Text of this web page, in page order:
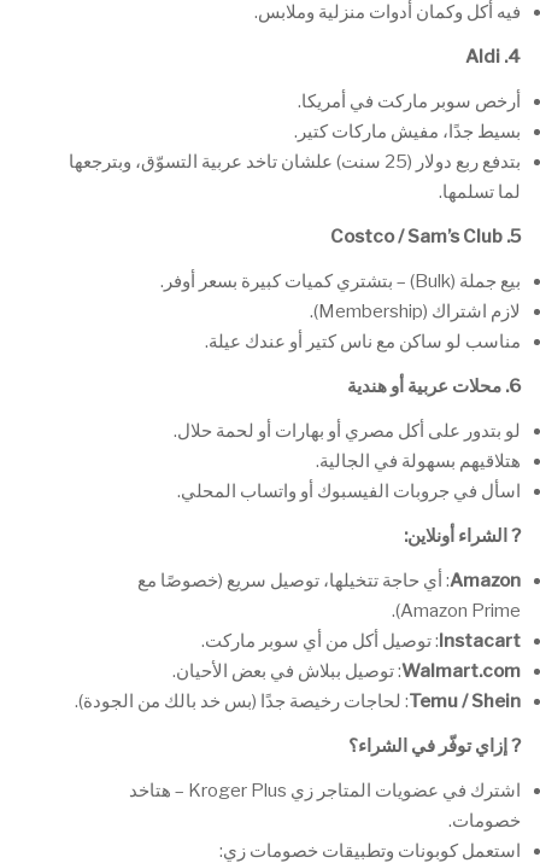
فيه أكل وكمان أدوات منزلية وملابس.
4. Aldi
أرخص سوبر ماركت في أمريكا.
بسيط جدًا، مفيش ماركات كتير.
بتدفع ربع دولار (25 سنت) علشان تاخد عربية التسوّق، وبترجعها
لما تسلمها.
5. Costco / Sam’s Club
بيع جملة (Bulk) – بتشتري كميات كبيرة بسعر أوفر.
لازم اشتراك (Membership).
مناسب لو ساكن مع ناس كتير أو عندك عيلة.
6. محلات عربية أو هندية
لو بتدور على أكل مصري أو بهارات أو لحمة حلال.
هتلاقيهم بسهولة في الجالية.
اسأل في جروبات الفيسبوك أو واتساب المحلي.
? الشراء أونلاين:
Amazon: أي حاجة تتخيلها، توصيل سريع (خصوصًا مع
Amazon Prime).
Instacart: توصيل أكل من أي سوبر ماركت.
Walmart.com: توصيل ببلاش في بعض الأحيان.
Temu / Shein: لحاجات رخيصة جدًا (بس خد بالك من الجودة).
?إزاي توفّر في الشراء؟
اشترك في عضويات المتاجر زي Kroger Plus – هتاخد
خصومات.
استعمل كوبونات وتطبيقات خصومات زي: